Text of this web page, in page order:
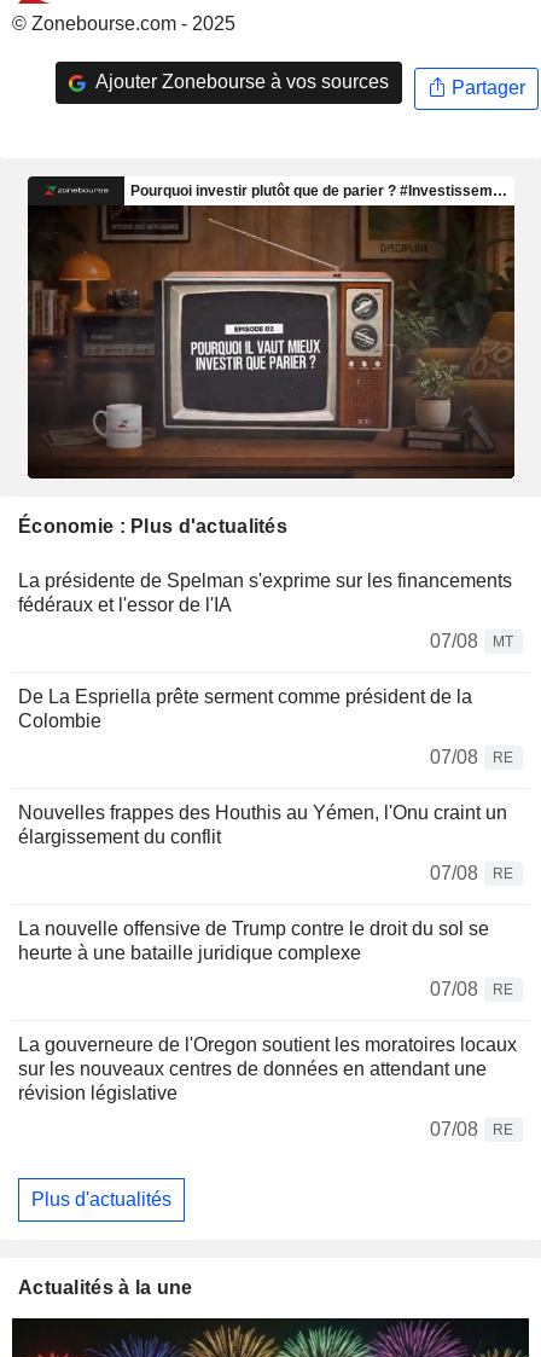
© Zonebourse.com - 2025
Ajouter Zonebourse à vos sources Partager
Économie : Plus d'actualités
La présidente de Spelman s'exprime sur les financements
fédéraux et l'essor de l'IA
07/08
MT
De La Espriella prête serment comme président de la
Colombie
07/08
RE
Nouvelles frappes des Houthis au Yémen, l'Onu craint un
élargissement du conflit
07/08
RE
La nouvelle offensive de Trump contre le droit du sol se
heurte à une bataille juridique complexe
07/08
RE
La gouverneure de l'Oregon soutient les moratoires locaux
sur les nouveaux centres de données en attendant une
révision législative
07/08
RE
Plus d'actualités
Actualités à la une